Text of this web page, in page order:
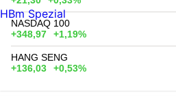
NASDAQ 100
+348,97
+1,19%
HANG SENG
+136,03
+0,53%
HBm Spezial